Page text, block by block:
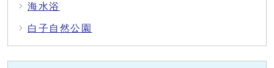
海水浴
白子自然公園